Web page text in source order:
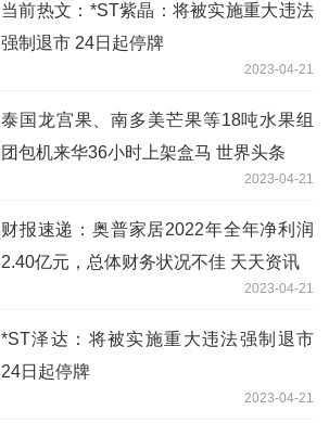
当前热文：*ST紫晶：将被实施重大违法
强制退市 24日起停牌
2023-04-21
泰国龙宫果、南多美芒果等18吨水果组
团包机来华36小时上架盒马 世界头条
2023-04-21
财报速递：奥普家居2022年全年净利润
2.40亿元，总体财务状况不佳 天天资讯
2023-04-21
*ST泽达：将被实施重大违法强制退市
24日起停牌
2023-04-21